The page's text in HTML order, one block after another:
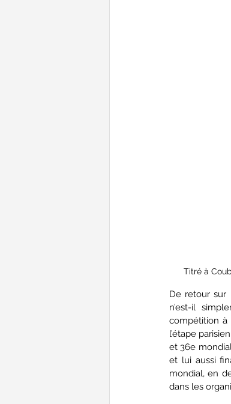
Titré à
De retour sur
n’est-il
compétition à
l’étape
et 36e
et lui aussi
mondial, en
dans les